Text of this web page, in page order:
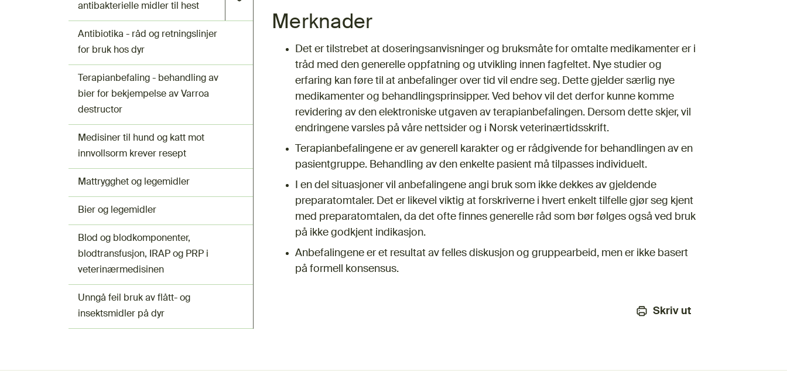
antibakterielle midler til hest
Antibiotika - råd og retningslinjer
for bruk hos dyr
Terapianbefaling - behandling av
bier for bekjempelse av Varroa
destructor
Medisiner til hund og katt mot
innvollsorm krever resept
Mattrygghet og legemidler
Bier og legemidler
Blod og blodkomponenter,
blodtransfusjon, IRAP og PRP i
veterinærmedisinen
Unngå feil bruk av flått- og
insektsmidler på dyr
Merknader
Det er tilstrebet at doseringsanvisninger og bruksmåte for omtalte medikamenter er i
tråd med den generelle oppfatning og utvikling innen fagfeltet. Nye studier og
erfaring kan føre til at anbefalinger over tid vil endre seg. Dette gjelder særlig nye
medikamenter og behandlingsprinsipper. Ved behov vil det derfor kunne komme
revidering av den elektroniske utgaven av terapianbefalingen. Dersom dette skjer, vil
endringene varsles på våre nettsider og i Norsk veterinærtidsskrift.
Terapianbefalingene er av generell karakter og er rådgivende for behandlingen av en
pasientgruppe. Behandling av den enkelte pasient må tilpasses individuelt.
I en del situasjoner vil anbefalingene angi bruk som ikke dekkes av gjeldende
preparatomtaler. Det er likevel viktig at forskriverne i hvert enkelt tilfelle gjør seg kjent
med preparatomtalen, da det ofte finnes generelle råd som bør følges også ved bruk
på ikke godkjent indikasjon.
Anbefalingene er et resultat av felles diskusjon og gruppearbeid, men er ikke basert
på formell konsensus.
Skriv ut